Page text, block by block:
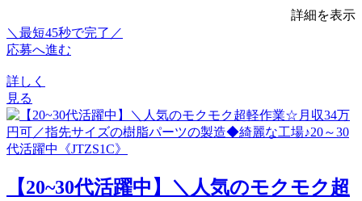
詳細を表示
＼最短45秒で完了／
応募へ進む
詳しく
見る
【20~30代活躍中】＼人気のモクモク超